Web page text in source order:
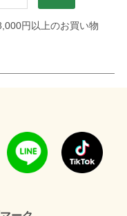
円以上のお買い物